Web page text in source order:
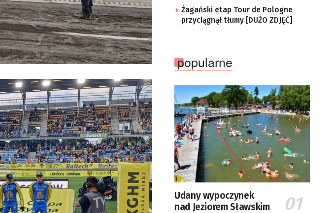
Żagański etap Tour de Pologne
przyciągnął tłumy [DUŻO ZDJĘĆ]
popularne
Udany wypoczynek
nad Jeziorem Sławskim